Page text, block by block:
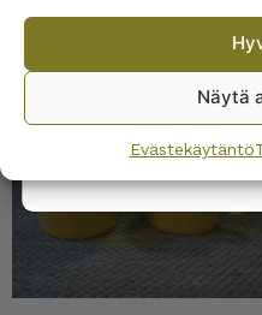
Näytä
Evästekäytäntö